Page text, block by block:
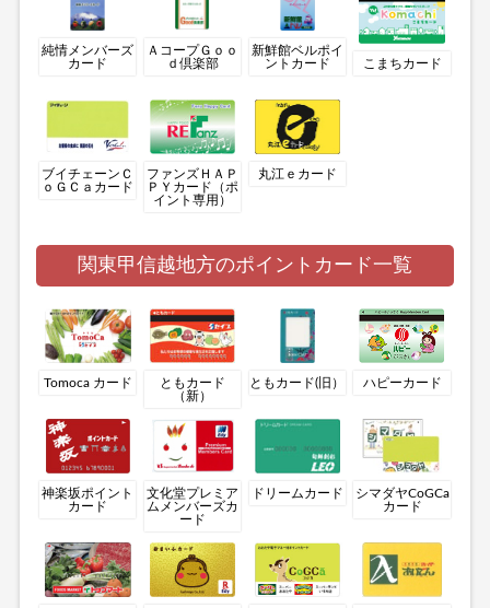
純情メンバーズ
カード
ＡコープＧｏｏ
ｄ倶楽部
新鮮館ベルポイ
ントカード
こまちカード
ブイチェーンＣ
ｏＧＣａカード
ファンズＨＡＰ
ＰＹカード（ポ
イント専用）
丸江ｅカード
関東甲信越地方のポイントカード一覧
Tomoca カード
ともカード
（新）
ともカード(旧） ハピーカード
神楽坂ポイント
カード
文化堂プレミア
ムメンバーズカ
ード
ドリームカード
シマダヤCoGCa
カード